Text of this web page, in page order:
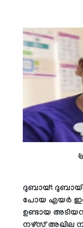
ദുബായ്: ദുബായില്‍
പോയ എയര്‍
ഉണ്ടായ
നഴ്‌സ് അഖില